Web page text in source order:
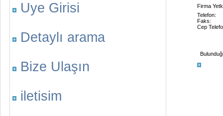
Uye Girisi
Detaylı arama
Bize Ulaşın
iletisim
Firma
Telefon:
Faks:
Cep